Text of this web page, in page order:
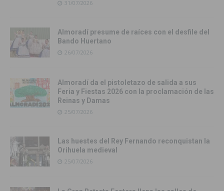
31/07/2026
Almoradí presume de raíces con el desfile del
Bando Huertano
26/07/2026
Almoradí da el pistoletazo de salida a sus
Feria y Fiestas 2026 con la proclamación de las
Reinas y Damas
25/07/2026
Las huestes del Rey Fernando reconquistan la
Orihuela medieval
25/07/2026